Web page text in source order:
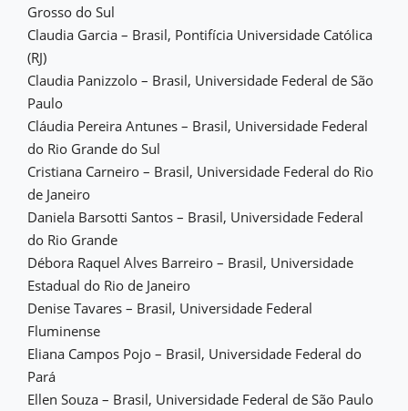
Grosso do Sul
Claudia Garcia – Brasil, Pontifícia Universidade Católica
(RJ)
Claudia Panizzolo – Brasil, Universidade Federal de São
Paulo
Cláudia Pereira Antunes – Brasil, Universidade Federal
do Rio Grande do Sul
Cristiana Carneiro – Brasil, Universidade Federal do Rio
de Janeiro
Daniela Barsotti Santos – Brasil, Universidade Federal
do Rio Grande
Débora Raquel Alves Barreiro – Brasil, Universidade
Estadual do Rio de Janeiro
Denise Tavares – Brasil, Universidade Federal
Fluminense
Eliana Campos Pojo – Brasil, Universidade Federal do
Pará
Ellen Souza – Brasil, Universidade Federal de São Paulo